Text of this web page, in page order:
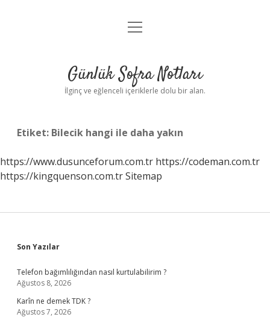
Anasayfa
Yasal Uyarı
menüyü
Günlük Sofra Notları
İlginç ve eğlenceli içeriklerle dolu bir alan.
Etiket: Bilecik hangi ile daha yakın
https://www.dusunceforum.com.tr https://codeman.com.tr
https://kingquenson.com.trSitemap
Sidebar
Son Yazılar
Telefon bağımlılığından nasıl kurtulabilirim ?
Ağustos 8, 2026
Karîn ne demek TDK ?
Ağustos 7, 2026